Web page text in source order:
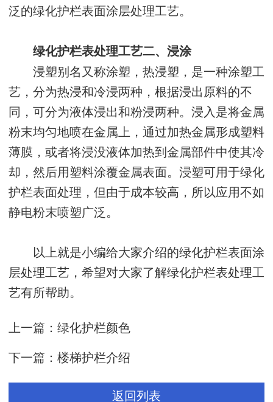
泛的绿化护栏表面涂层处理工艺。
绿化护栏表处理工艺二、浸涂
浸塑别名又称涂塑，热浸塑，是一种涂塑工
艺，分为热浸和冷浸两种，根据浸出原料的不
同，可分为液体浸出和粉浸两种。浸入是将金属
粉末均匀地喷在金属上，通过加热金属形成塑料
薄膜，或者将浸没液体加热到金属部件中使其冷
却，然后用塑料涂覆金属表面。浸塑可用于绿化
护栏表面处理，但由于成本较高，所以应用不如
静电粉末喷塑广泛。
以上就是小编给大家介绍的绿化护栏表面涂
层处理工艺，希望对大家了解绿化护栏表处理工
艺有所帮助。
上一篇： 绿化护栏颜色
下一篇： 楼梯护栏介绍
返回列表